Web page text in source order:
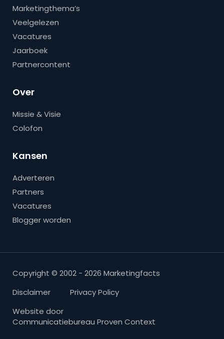
Marketingthema’s
Veelgelezen
Vacatures
Jaarboek
Partnercontent
Over
Missie & Visie
Colofon
Kansen
Adverteren
Partners
Vacatures
Blogger worden
Copyright © 2002 - 2026 Marketingfacts
Disclaimer
Privacy Policy
Website door
Communicatiebureau Proven Context